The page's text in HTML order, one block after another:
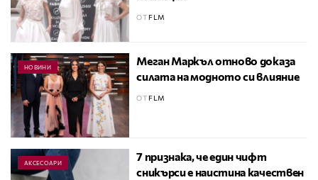
ОТ FLM
НОВИНИ
Меган Маркъл отново доказа
силата на модното си влияние
ОТ FLM
АКСЕСОАРИ
7 признака, че един чифт
сникърси е наистина качествен